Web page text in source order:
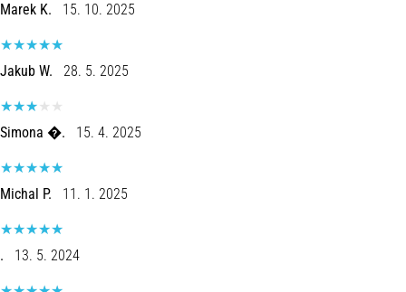
en
Behandeling
Ervaar
een
scherpe
hielpijn
tijdens
na
het
Een
van
Marek K. 15. 10. 2025
Jakub W. 28. 5. 2025
Simona �. 15. 4. 2025
Michal P. 11. 1. 2025
. 13. 5. 2024